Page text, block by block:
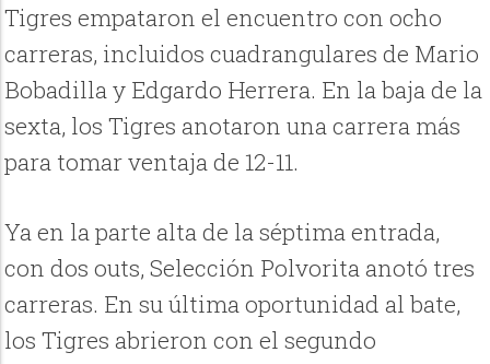
Tigres empataron el encuentro con ocho
carreras, incluidos cuadrangulares de Mario
Bobadilla y Edgardo Herrera. En la baja de la
sexta, los Tigres anotaron una carrera más
para tomar ventaja de 12-11.
Ya en la parte alta de la séptima entrada,
con dos outs, Selección Polvorita anotó tres
carreras. En su última oportunidad al bate,
los Tigres abrieron con el segundo